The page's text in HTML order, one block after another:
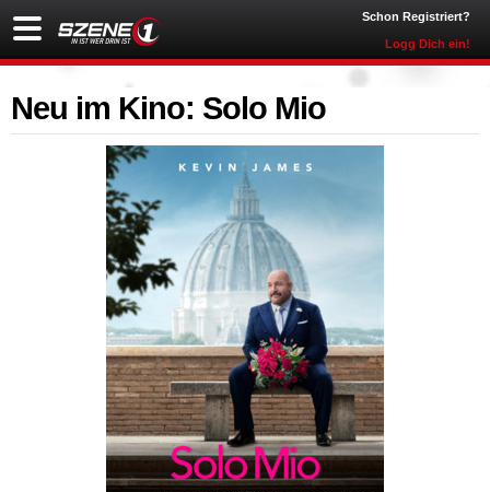
Schon Registriert?
Logg Dich ein!
Neu im Kino: Solo Mio